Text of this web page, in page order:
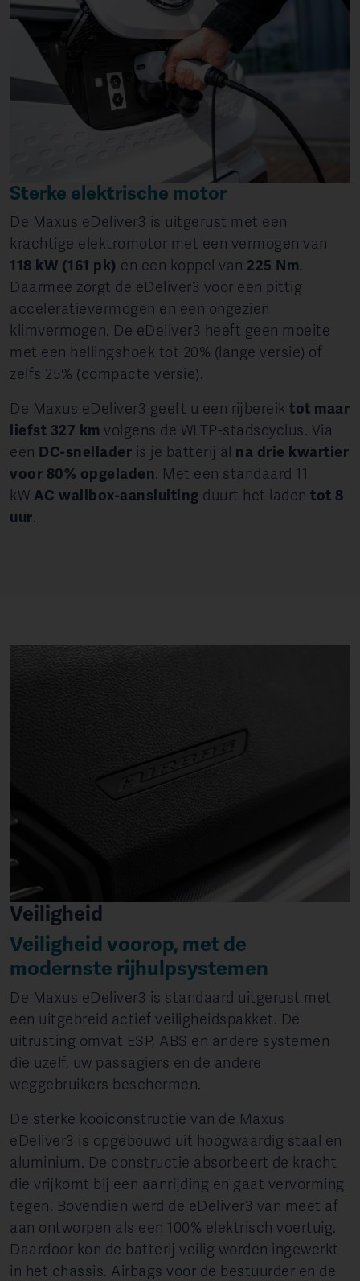
Sterke elektrische motor
De Maxus eDeliver3 is uitgerust met een
krachtige elektromotor met een vermogen van
118 kW (161 pk) en een koppel van 225 Nm.
Daarmee zorgt de eDeliver3 voor een pittig
acceleratievermogen en een ongezien
klimvermogen. De eDeliver3 heeft geen moeite
met een hellingshoek tot 20% (lange versie) of
zelfs 25% (compacte versie).
De Maxus eDeliver3 geeft u een rijbereik tot maar
liefst 327 km volgens de WLTP-stadscyclus. Via
een DC-snellader is je batterij al na drie kwartier
voor 80% opgeladen. Met een standaard 11
kW AC wallbox-aansluiting duurt het laden tot 8
uur.
Veiligheid
Veiligheid voorop, met de
modernste rijhulpsystemen
De Maxus eDeliver3 is standaard uitgerust met
een uitgebreid actief veiligheidspakket. De
uitrusting omvat ESP, ABS en andere systemen
die uzelf, uw passagiers en de andere
weggebruikers beschermen.
De sterke kooiconstructie van de Maxus
eDeliver3 is opgebouwd uit hoogwaardig staal en
aluminium. De constructie absorbeert de kracht
die vrijkomt bij een aanrijding en gaat vervorming
tegen. Bovendien werd de eDeliver3 van meet af
aan ontworpen als een 100% elektrisch voertuig.
Daardoor kon de batterij veilig worden ingewerkt
in het chassis. Airbags voor de bestuurder en de